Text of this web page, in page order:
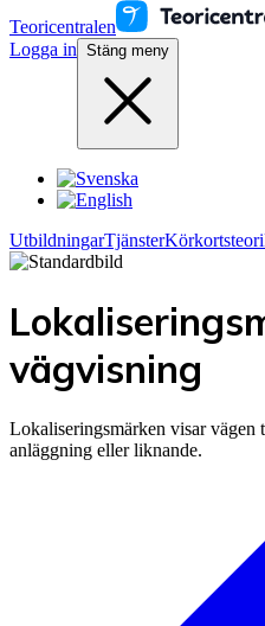
Teoricentralen
Logga in Stäng meny
UtbildningarTjänsterKörkortsteori
vägvisning
Lokaliseringsmärken visar vägen
anläggning eller liknande.